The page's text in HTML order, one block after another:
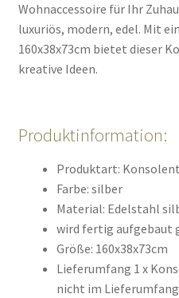
Wohnaccessoire für Ihr
luxuriös, modern, edel. Mit
160x38x73cm bietet dieser
kreative Ideen.
Produktinformation:
Produktart:
Farbe: silber
Material: Edelstahl
wird fertig aufgebaut
Größe: 160x38x73cm
Lieferumfang 1 x
nicht im